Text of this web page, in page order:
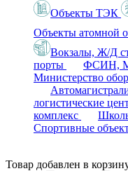
Объекты ТЭК
Объекты атомной
Вокзалы, Ж/Д
порты
ФСИН,
Министерство
логистические
комплекс
Спортивные
Товар добавлен в